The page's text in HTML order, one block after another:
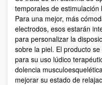
temporales de
Para una mejor, más
electrodos, esos estarán
para personalizar la
sobre la piel. El producto
para su uso lúdico
dolencia
mejorar su estado de